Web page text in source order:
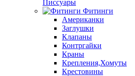
Писсуары
Фитинги
Американки
Заглушки
Клапаны
Контргайки
Краны
Крепления,Хомуты
Крестовины